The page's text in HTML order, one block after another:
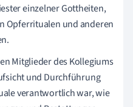
einzelner Gottheiten,
Opferritualen und anderen
Mitglieder des Kollegiums
und Durchführung
verantwortlich war, wie